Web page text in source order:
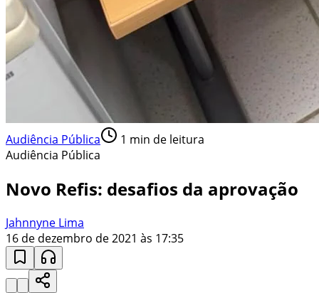
Audiência Pública 1 min de leitura
Audiência Pública
Novo Refis: desafios da aprovação
Jahnnyne Lima
16 de dezembro de 2021 às 17:35